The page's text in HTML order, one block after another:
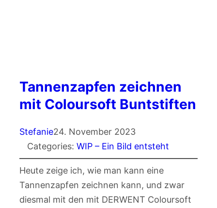
Tannenzapfen zeichnen
mit Coloursoft Buntstiften
Stefanie24. November 2023
Categories: WIP – Ein Bild entsteht
Heute zeige ich, wie man kann eine
Tannenzapfen zeichnen kann, und zwar
diesmal mit den mit DERWENT Coloursoft